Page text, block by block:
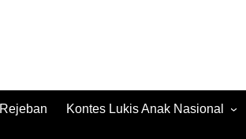
Rejeban Kontes Lukis Anak Nasional